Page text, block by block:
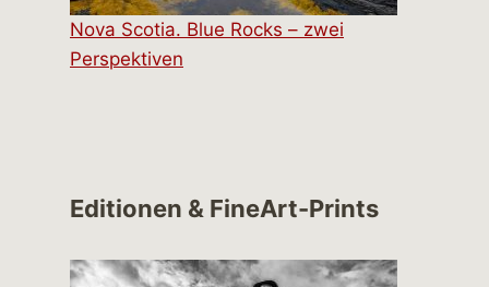
Nova Scotia. Blue Rocks – zwei
Perspektiven
Editionen & FineArt-Prints